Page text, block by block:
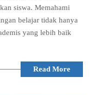
siswa. Memahami
belajar tidak hanya
yang lebih baik
Read More